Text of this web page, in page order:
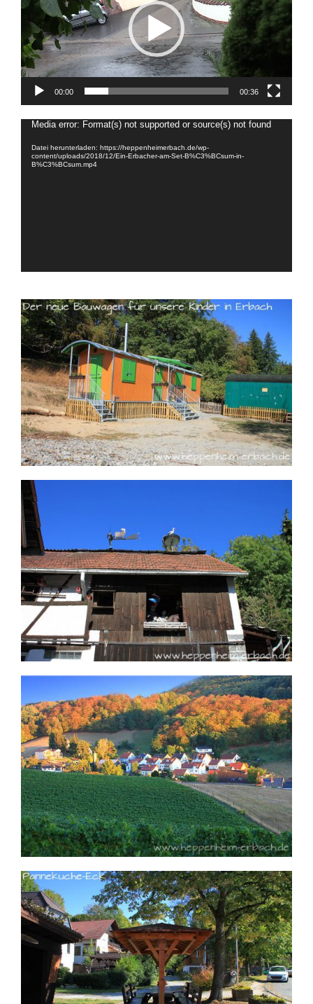
00:00 00:36
Video-
Media error: Format(s) not supported or source(s) not found
Datei herunterladen: https://heppenheimerbach.de/wp-
content/uploads/2018/12/Ein-Erbacher-am-Set-B%C3%BCsum-in-
B%C3%BCsum.mp4